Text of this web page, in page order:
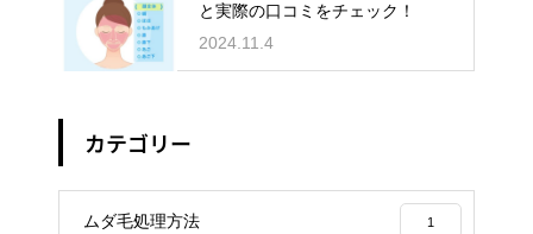
と実際の口コミをチェック！
2024.11.4
カテゴリー
ムダ毛処理方法 1